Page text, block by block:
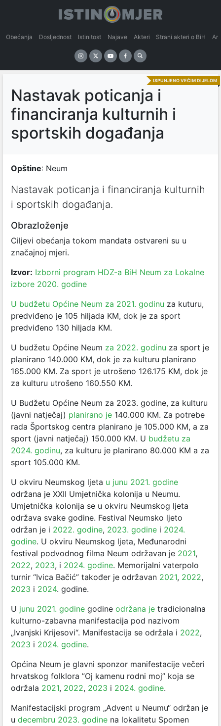
Obećanja Dosljednost Istinitost Najave Akteri Strani akteri o BiH
ISPUNJENO VEĆIM DIJELOM
Nastavak poticanja i
financiranja kulturnih i
sportskih događanja
Opštine: Neum
Nastavak poticanja i financiranja kulturnih
i sportskih događanja.
Obrazloženje
Ciljevi obećanja tokom mandata ostvareni su u
značajnoj mjeri.
Izvor: Izborni program HDZ-a BiH Neum za Lokalne
izbore 2020. godine
U budžetu Općine Neum za 2021. godinu za kuturu,
predviđeno je 105 hiljada KM, dok je za sport
predviđeno 130 hiljada KM.
U budžetu Općine Neum za 2022. godinu za sport je
planirano 140.000 KM, dok je za kulturu planirano
165.000 KM. Za sport je utrošeno 126.175 KM, dok je
za kulturu utrošeno 160.550 KM.
U Budžetu Općine Neum za 2023. godine, za kulturu
(javni natječaj) planirano je 140.000 KM. Za potrebe
rada Športskog centra planirano je 105.000 KM, a za
sport (javni natječaj) 150.000 KM. U budžetu za
2024. godinu, za kulturu je planirano 80.000 KM a za
sport 105.000 KM.
U okviru Neumskog ljeta u junu 2021. godine
održana je XXII Umjetnička kolonija u Neumu.
Umjetnička kolonija se u okviru Neumskog ljeta
održava svake godine. Festival Neumsko ljeto
održan je i 2022. godine, 2023. godine i 2024.
godine. U okviru Neumskog ljeta, Međunarodni
festival podvodnog filma Neum održavan je 2021,
2022, 2023, i 2024. godine. Memorijalni vaterpolo
turnir “Ivica Bačić” također je održavan 2021, 2022,
2023 i 2024. godine.
U junu 2021. godine godine održana je tradicionalna
kulturno-zabavna manifestacija pod nazivom
„Ivanjski Krijesovi“. Manifestacija se održala i 2022,
2023 i 2024. godine.
Općina Neum je glavni sponzor manifestacije večeri
hrvatskog folklora ”Oj kamenu rodni moj” koja se
održala 2021, 2022, 2023 i 2024. godine.
Manifestacijski program „Advent u Neumu“ održan je
u decembru 2023. godine na lokalitetu Spomen